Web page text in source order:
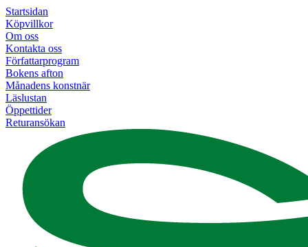
Startsidan
Köpvillkor
Om oss
Kontakta oss
Författarprogram
Bokens afton
Månadens konstnär
Läslustan
Öppettider
Returansökan